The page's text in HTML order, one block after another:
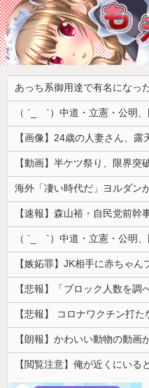
【動画】半ケツ祭り、限界突
【悲報】 コロナワクチン打
【閲覧注意】俺が近くにいる